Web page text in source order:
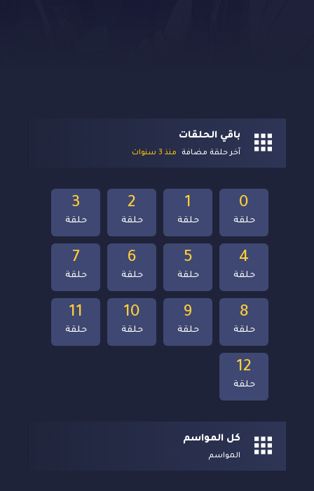
باقي الحلقات
آخر حلقة مضافة منذ 3 سنوات
12
حلقة
11
حلقة
10
حلقة
9
حلقة
8
حلقة
7
حلقة
6
حلقة
5
حلقة
4
حلقة
3
حلقة
2
حلقة
1
حلقة
0
حلقة
كل المواسم
المواسم